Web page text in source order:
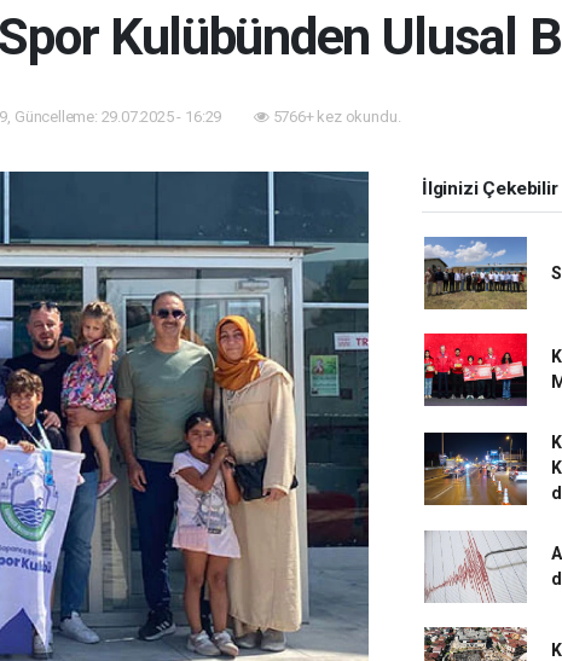
Kulübünden Ulusal
Güncelleme: 29.07.2025 - 16:29 5766+ kez okundu.
İlginizi Çekebilir